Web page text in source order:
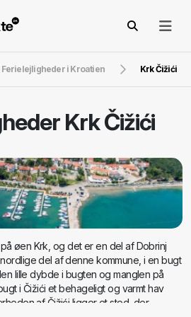
Ferielejligheder i Kroatien Krk Čižići
Krk Čižići
øen Krk, og det er en del af Dobrinj
del af denne kommune, i en bugt
lille dybde i bugten og manglen på
i Čižići et behageligt og varmt hav
af Čižići ligger et sted, der